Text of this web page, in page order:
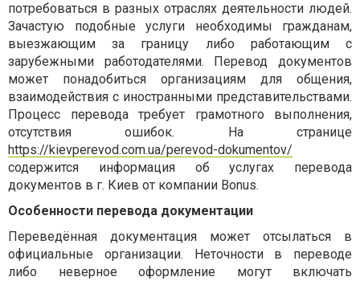
потребоваться в разных отраслях деятельности людей.
Зачастую подобные услуги необходимы гражданам,
выезжающим за границу либо работающим с
зарубежными работодателями. Перевод документов
может понадобиться организациям для общения,
взаимодействия с иностранными представительствами.
Процесс перевода требует грамотного выполнения,
отсутствия ошибок. На странице
https://kievperevod.com.ua/perevod-dokumentov/
содержится информация об услугах перевода
документов в г. Киев от компании Bonus.
Особенности перевода документации
Переведённая документация может отсылаться в
официальные организации. Неточности в переводе
либо неверное оформление могут включать